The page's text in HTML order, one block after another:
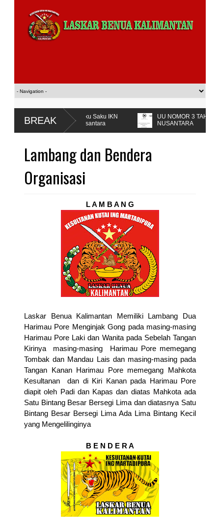
BREAK
Buku Saku IKN
Nusantara
UU NOMOR 3 TAHUN 2022
NUSANTARA
Lambang dan Bendera
Organisasi
L A M B A N G
Laskar Benua Kalimantan Memiliki Lambang Dua
Harimau Pore Menginjak Gong pada masing-masing
Harimau Pore Laki dan Wanita pada Sebelah Tangan
Kirinya masing-masing Harimau Pore memegang
Tombak dan Mandau Lais dan masing-masing pada
Tangan Kanan Harimau Pore memegang Mahkota
Kesultanan dan di Kiri Kanan pada Harimau Pore
diapit oleh Padi dan Kapas dan diatas Mahkota ada
Satu Bintang Besar Bersegi Lima dan diatasnya Satu
Bintang Besar Bersegi Lima Ada Lima Bintang Kecil
yang Mengelilinginya
B E N D E R A